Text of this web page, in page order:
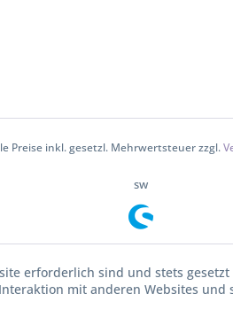
Preise inkl. gesetzl. Mehrwertsteuer zzgl.
sw
erforderlich sind und stets
mit anderen Websites und